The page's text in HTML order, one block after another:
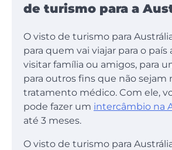
de turismo para a
O visto de turismo para
para quem vai viajar para o país
visitar família ou amigos, para
para outros fins que não sejam
tratamento médico. Com ele,
pode fazer um intercâmbio na
até 3 meses.
O visto de turismo para